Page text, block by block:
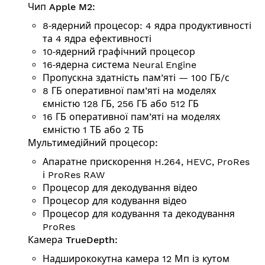
Чип Apple M2:
8‑ядерний процесор: 4 ядра продуктивності
та 4 ядра ефективності
10‑ядерний графічний процесор
16‑ядерна система Neural Engine
Пропускна здатність пам’яті — 100 ГБ/с
8 ГБ оперативної пам’яті на моделях
ємністю 128 ГБ, 256 ГБ або 512 ГБ
16 ГБ оперативної пам’яті на моделях
ємністю 1 ТБ або 2 ТБ
Мультимедійний процесор:
Апаратне прискорення H.264, HEVC, ProRes
і ProRes RAW
Процесор для декодування відео
Процесор для кодування відео
Процесор для кодування та декодування
ProRes
Камера TrueDepth:
Надширококутна камера 12 Мп із кутом